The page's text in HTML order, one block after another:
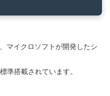
マイクロソフトが開発したシ
準搭載されています。